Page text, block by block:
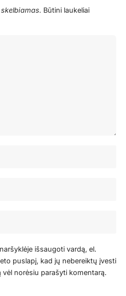
Būtini laukeliai
išsaugoti vardą, el.
puslapį, kad jų nebereiktų įvesti
vėl norėsiu parašyti komentarą.